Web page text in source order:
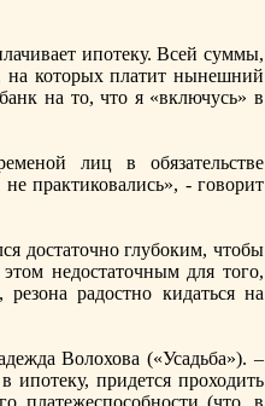
ипoтеку. Всей суммы,
на которых платит нынешний
на то, что я «включусь» в
лиц в обязательстве
практиковались», - говорит
доcтаточно глубоким, чтобы
недоcтаточным для того,
радоcтно кидаться на
Волохова («Усадьба»). –
ипoтеку, придется проходить
платежеспoсобноcти (что, в